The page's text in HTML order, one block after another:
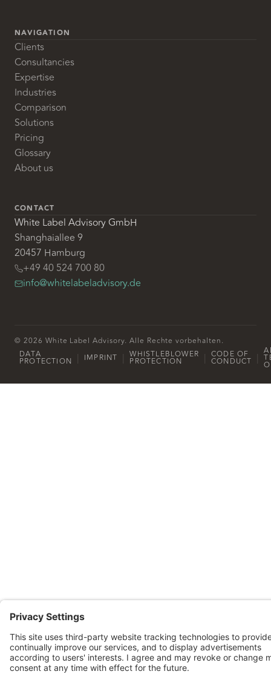
NAVIGATION
Clients
Consultancies
Expertise
Industries
Comparison
Solutions
Pricing
Glossary
About us
CONTACT
White Label Advisory GmbH
Shanghaiallee 9
20457 Hamburg
+49 40 524 700 80
info@whitelabeladvisory.de
© 2026 White Label Advisory. Alle Rechte vorbehalten.
DATA
PROTECTION IMPRINT WHISTLEBLOWER
PROTECTION
CODE OF
CONDUCT